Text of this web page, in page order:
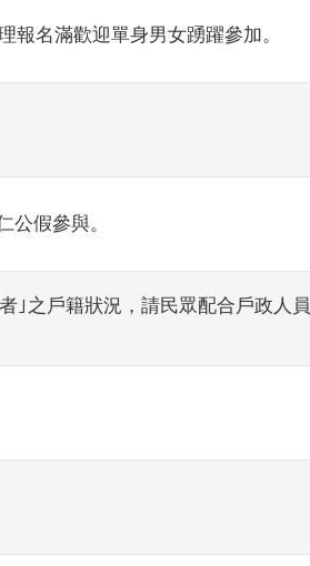
報名滿歡迎單身男女踴躍參加。
假參與。
｣之戶籍狀況，請民眾配合戶政人員